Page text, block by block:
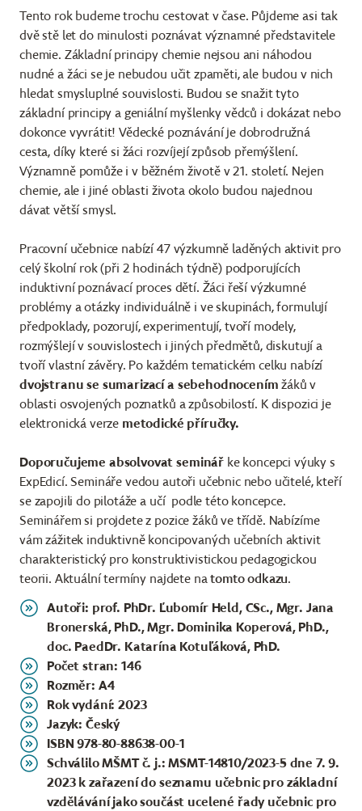
Tento rok budeme trochu cestovat v čase. Půjdeme asi tak
dvě stě let do minulosti poznávat významné představitele
chemie. Základní principy chemie nejsou ani náhodou
nudné a žáci se je nebudou učit zpaměti, ale budou v nich
hledat smysluplné souvislosti. Budou se snažit tyto
základní principy a geniální myšlenky vědců i dokázat nebo
dokonce vyvrátit! Vědecké poznávání je dobrodružná
cesta, díky které si žáci rozvíjejí způsob přemýšlení.
Významně pomůže i v běžném životě v 21. století. Nejen
chemie, ale i jiné oblasti života okolo budou najednou
dávat větší smysl.
Pracovní učebnice nabízí 47 výzkumně laděných aktivit pro
celý školní rok (při 2 hodinách týdně) podporujících
induktivní poznávací proces dětí. Žáci řeší výzkumné
problémy a otázky individuálně i ve skupinách, formulují
předpoklady, pozorují, experimentují, tvoří modely,
rozmýšlejí v souvislostech i jiných předmětů, diskutují a
tvoří vlastní závěry. Po každém tematickém celku nabízí
dvojstranu se sumarizací a sebehodnocením žáků v
oblasti osvojených poznatků a způsobilostí. K dispozici je
elektronická verze metodické příručky.
Doporučujeme absolvovat seminář ke koncepci výuky s
ExpEdicí. Semináře vedou autoři učebnic nebo učitelé, kteří
se zapojili do pilotáže a učí podle této koncepce.
Seminářem si projdete z pozice žáků ve třídě. Nabízíme
vám zážitek induktivně koncipovaných učebních aktivit
charakteristický pro konstruktivistickou pedagogickou
teorii. Aktuální termíny najdete natomto odkazu.
Autoři: prof. PhDr. Ľubomír Held, CSc., Mgr. Jana
Bronerská, PhD., Mgr. Dominika Koperová, PhD.,
doc. PaedDr. Katarína Kotuľáková, PhD.
Počet stran: 146
Rozměr: A4
Rok vydání: 2023
Jazyk: Český
ISBN 978-80-88638-00-1
SchváliloMŠMT č. j.: MSMT-14810/2023-5 dne 7. 9.
2023 k zařazení do seznamu učebnic pro základní
vzdělávání jako součást ucelené řady učebnic pro